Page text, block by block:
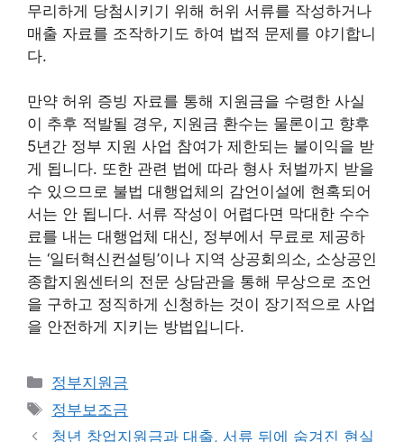
무리하게 당첨시키기 위해 허위 서류를 작성하거나
매출 자료를 조작하기도 하여 법적 문제를 야기합니
다.
만약 허위 증빙 자료를 통해 지원금을 수령한 사실
이 추후 적발될 경우, 지원금 환수는 물론이고 향후
5년간 정부 지원 사업 참여가 제한되는 불이익을 받
게 됩니다. 또한 관련 법에 따라 형사 처벌까지 받을
수 있으므로 불법 대행업체의 감언이설에 현혹되어
서는 안 됩니다. 서류 작성이 어렵다면 막대한 수수
료를 내는 대행업체 대신, 정부에서 무료로 제공하
는 ‘일터혁신컨설팅’이나 지역 상공회의소, 소상공인
종합지원센터의 전문 상담관을 통해 무상으로 조언
을 구하고 정직하게 신청하는 것이 장기적으로 사업
을 안전하게 지키는 방법입니다.
카
테
정부지원금
태
그
정부보조금
청년 창업지원금과 대출, 서류 뒤에 숨겨진 현실